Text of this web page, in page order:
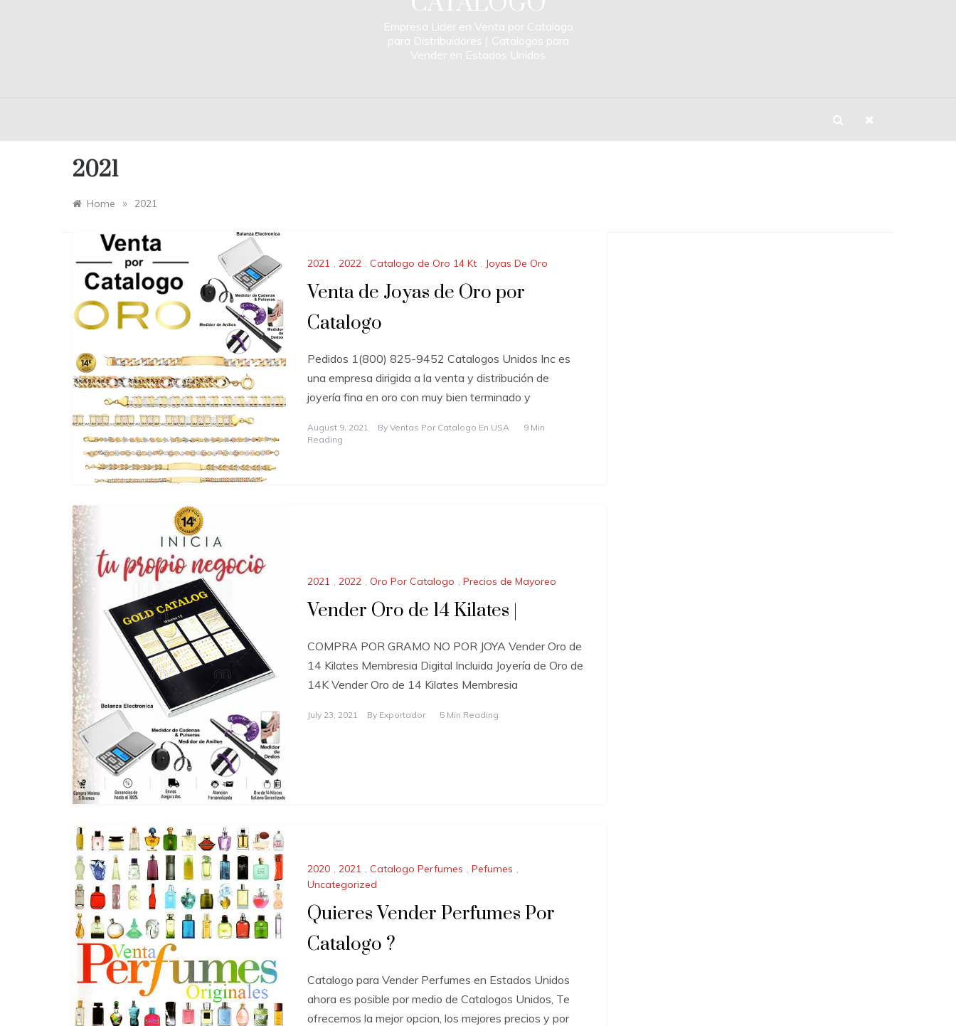
Empresa Lider en Venta por Catalogo
para Distribuidores | Catalogos para
Vender en Estados Unidos
2021
Home » 2021
2021 , 2022 , Catalogo de Oro 14 Kt , Joyas De Oro
Venta de Joyas de Oro por
Catalogo
Pedidos 1(800) 825-9452 Catalogos Unidos Inc es
una empresa dirigida a la venta y distribución de
joyería fina en oro con muy bien terminado y
August 9, 2021 By Ventas Por Catalogo En USA
9 Min
Reading
2021 , 2022 , Oro Por Catalogo , Precios de Mayoreo
Vender Oro de 14 Kilates |
COMPRA POR GRAMO NO POR JOYA Vender Oro de
14 Kilates Membresia Digital Incluida Joyería de Oro de
14K Vender Oro de 14 Kilates Membresia
July 23, 2021 By Exportador 5 Min Reading
2020 , 2021 , Catalogo Perfumes , Pefumes ,
Uncategorized
Quieres Vender Perfumes Por
Catalogo ?
Catalogo para Vender Perfumes en Estados Unidos
ahora es posible por medio de Catalogos Unidos, Te
ofrecemos la mejor opcion, los mejores precios y por